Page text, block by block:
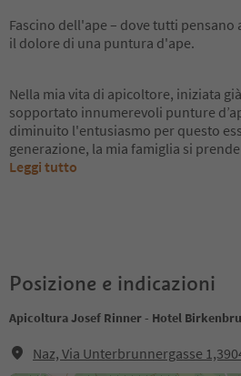
Fascino dell'ape – dove tutti
il dolore di una puntura d'ape.
Nella mia vita di apicoltore, iniziata
sopportato innumerevoli punture
diminuito l'entusiasmo per questo
generazione, la mia famiglia si
Leggi tutto
Posizione e indicazioni
Apicoltura Josef Rinner - Hotel
Naz, Via Unterbrunnergasse